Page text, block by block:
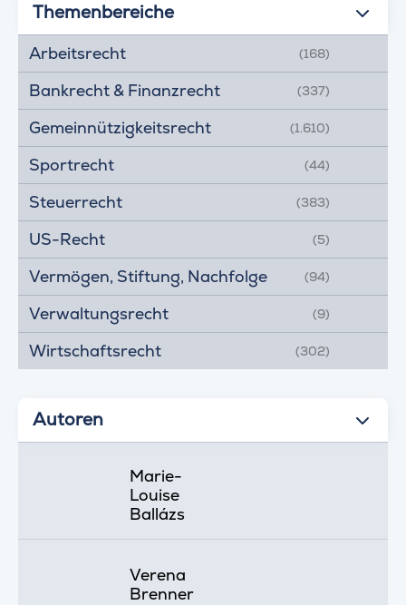
Themenbereiche
Arbeitsrecht (168)
Bankrecht & Finanzrecht (337)
Gemeinnützigkeitsrecht (1.610)
Sportrecht (44)
Steuerrecht (383)
US-Recht (5)
Vermögen, Stiftung, Nachfolge (94)
Verwaltungsrecht (9)
Wirtschaftsrecht (302)
Autoren
Marie-
Louise
Ballázs
Verena
Brenner